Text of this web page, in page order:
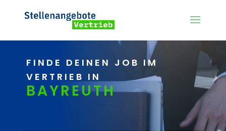
FINDE DEINEN JOB IM
VERTRIEB IN
BAYREUTH